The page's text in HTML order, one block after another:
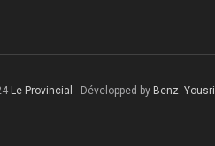
Le Provincial - Développed by Benz. Yousri